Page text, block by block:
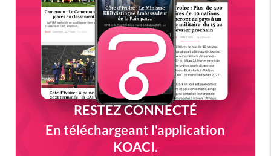
RESTEZ CONNECTÉ
En téléchargeant l'application
KOACI.